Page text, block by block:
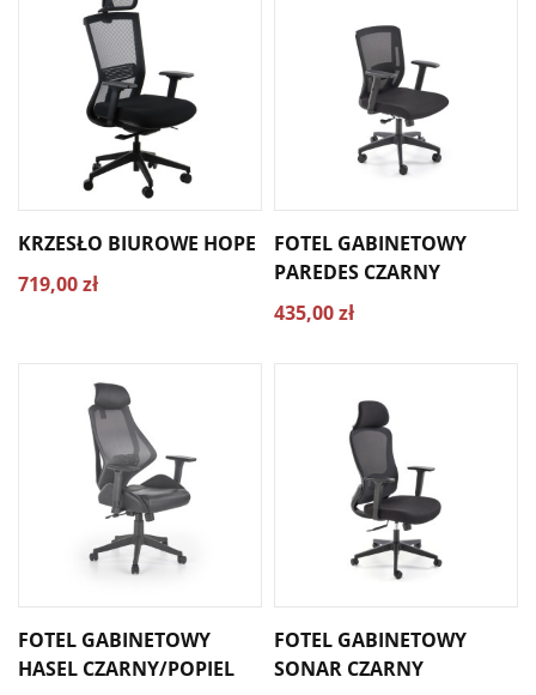
KRZESŁO BIUROWE HOPE
719,00 zł
FOTEL GABINETOWY
PAREDES CZARNY
435,00 zł
FOTEL GABINETOWY
HASEL CZARNY/POPIEL
FOTEL GABINETOWY
SONAR CZARNY